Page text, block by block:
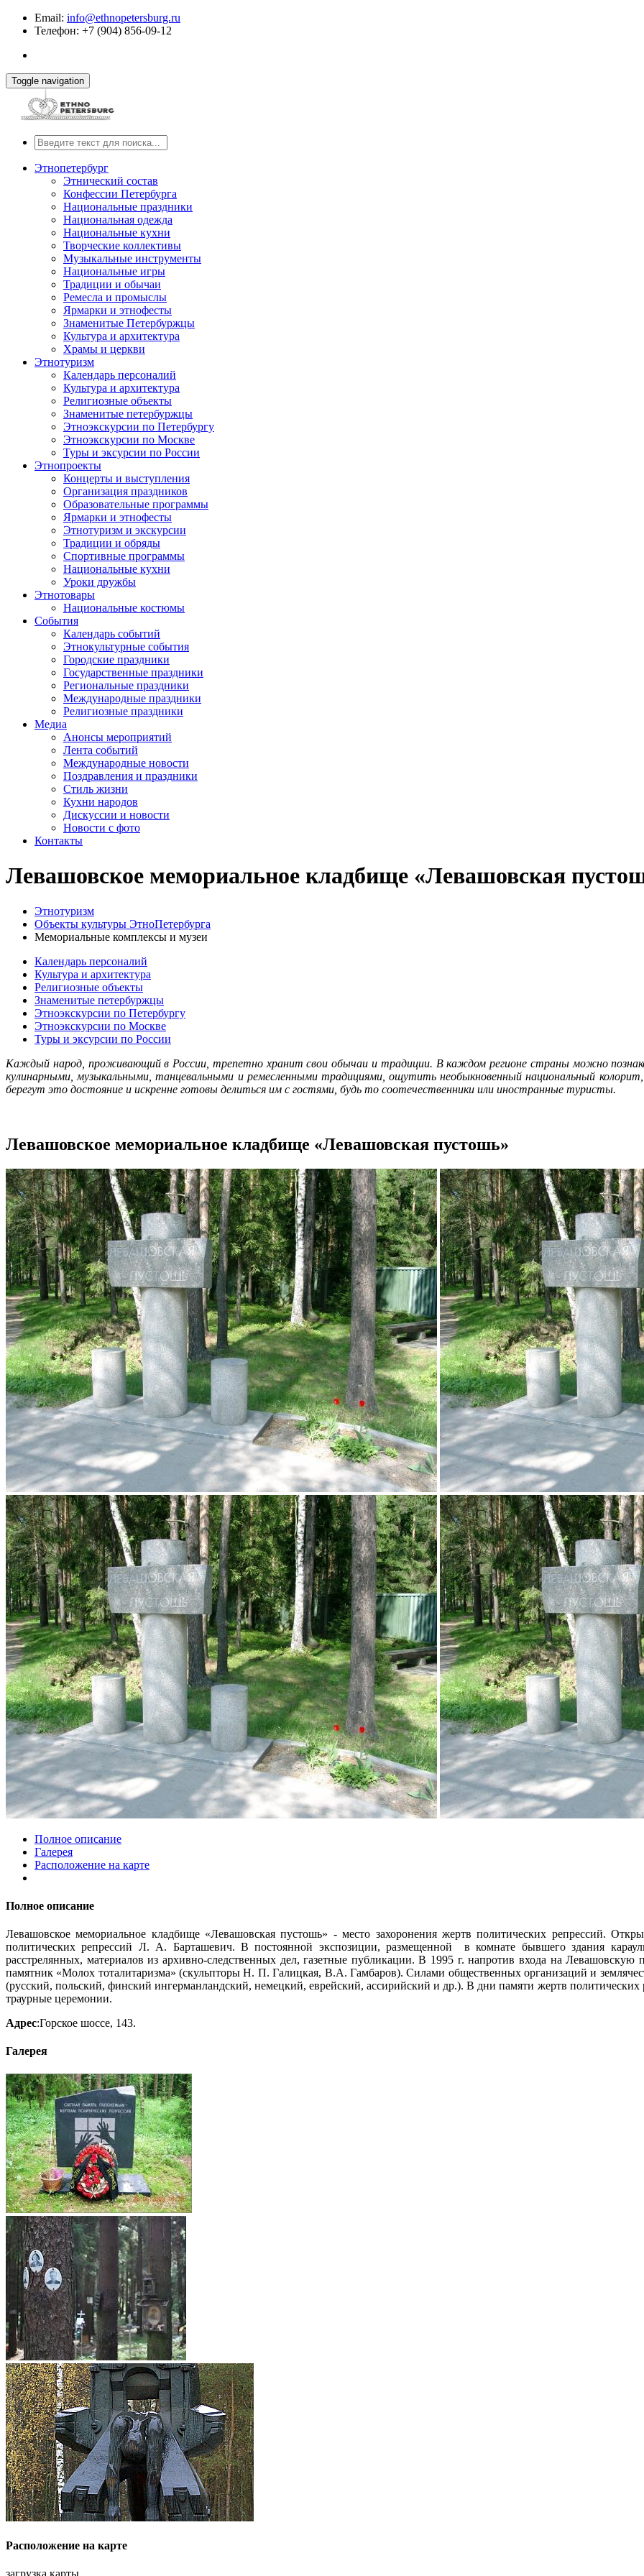
Email: info@ethnopetersburg.ru
Телефон: +7 (904) 856-09-12
Toggle navigation
Этнопетербург
Этнический состав
Конфессии Петербурга
Национальные праздники
Национальная одежда
Национальные кухни
Творческие коллективы
Музыкальные инструменты
Национальные игры
Традиции и обычаи
Ремесла и промыслы
Ярмарки и этнофесты
Знаменитые Петербуржцы
Культура и архитектура
Храмы и церкви
Этнотуризм
Календарь персоналий
Культура и архитектура
Религиозные объекты
Знаменитые петербуржцы
Этноэкскурсии по Петербургу
Этноэкскурсии по Москве
Туры и эксурсии по России
Этнопроекты
Концерты и выступления
Организация праздников
Образовательные программы
Ярмарки и этнофесты
Этнотуризм и экскурсии
Традиции и обряды
Спортивные программы
Национальные кухни
Уроки дружбы
Этнотовары
Национальные костюмы
События
Календарь событий
Этнокультурные события
Городские праздники
Государственные праздники
Региональные праздники
Международные праздники
Религиозные праздники
Медиа
Анонсы мероприятий
Лента событий
Международные новости
Поздравления и праздники
Cтиль жизни
Кухни народов
Дискуссии и новости
Новости с фото
Контакты
Левашовское мемориальное кладбище «Левашовская
Этнотуризм
Объекты культуры ЭтноПетербурга
Мемориальные комплексы и музеи
Календарь персоналий
Культура и архитектура
Религиозные объекты
Знаменитые петербуржцы
Этноэкскурсии по Петербургу
Этноэкскурсии по Москве
Туры и эксурсии по России
Каждый народ, проживающий в России, трепетно хранит свои обычаи и традиции. В каждом регионе страны можно
кулинарными, музыкальными, танцевальными и ремесленными традициями, ощутить необыкновенный национальный
берегут это достояние и искренне готовы делиться им с гостями, будь то соотечественники или иностранные туристы.
Левашовское мемориальное кладбище «Левашовская пустошь»
Полное описание
Галерея
Расположение на карте
Полное описание
Левашовское мемориальное кладбище «Левашовская пустошь» - место захоронения жертв политических репрессий.
политических репрессий Л. А. Барташевич. В постоянной экспозиции, размещенной в комнате бывшего здания
расстрелянных, материалов из архивно-следственных дел, газетные публикации. В 1995 г. напротив входа на
памятник «Молох тоталитаризма» (скульпторы Н. П. Галицкая, В.А. Гамбаров). Силами общественных организаций и
(русский, польский, финский ингерманландский, немецкий, еврейский, ассирийский и др.). В дни памяти жертв политических
траурные церемонии.
Адрес:Горское шоссе, 143.
Галерея
Расположение на карте